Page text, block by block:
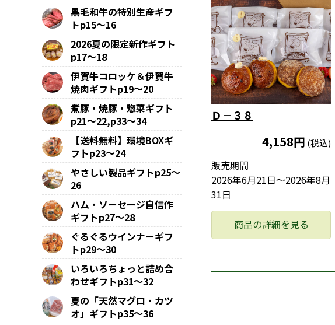
Ｄ－３８
4,158円 (税込)
販売期間
2026年6月21日〜2026年8月
31日
商品の詳細を見る
黒毛和牛の特別生産ギフ
トp15～16
2026夏の限定新作ギフト
p17～18
伊賀牛コロッケ＆伊賀牛
焼肉ギフトp19～20
煮豚・焼豚・惣菜ギフト
p21～22,p33～34
【送料無料】環境BOXギ
フトp23～24
やさしい製品ギフトp25～
26
ハム・ソーセージ自信作
ギフトp27～28
ぐるぐるウインナーギフ
トp29～30
いろいろちょっと詰め合
わせギフトp31～32
夏の「天然マグロ・カツ
オ」ギフトp35～36